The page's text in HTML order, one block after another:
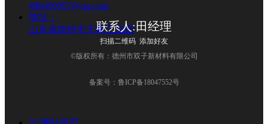
488409997@qq.com
地址：
山东省德州市天衢工业园联系人:田经理
扫描二维码 添加好友
©版权所有：德州市双子新材料有限公司
备案号：鲁ICP备18047552号